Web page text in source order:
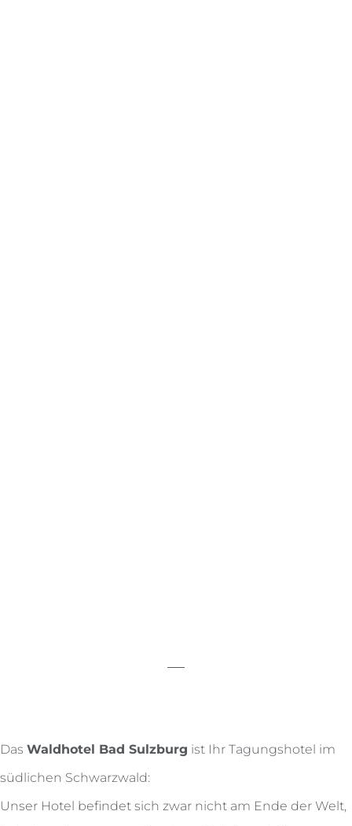
Das Waldhotel Bad Sulzburg ist Ihr Tagungshotel im
südlichen Schwarzwald:
Unser Hotel befindet sich zwar nicht am Ende der Welt,